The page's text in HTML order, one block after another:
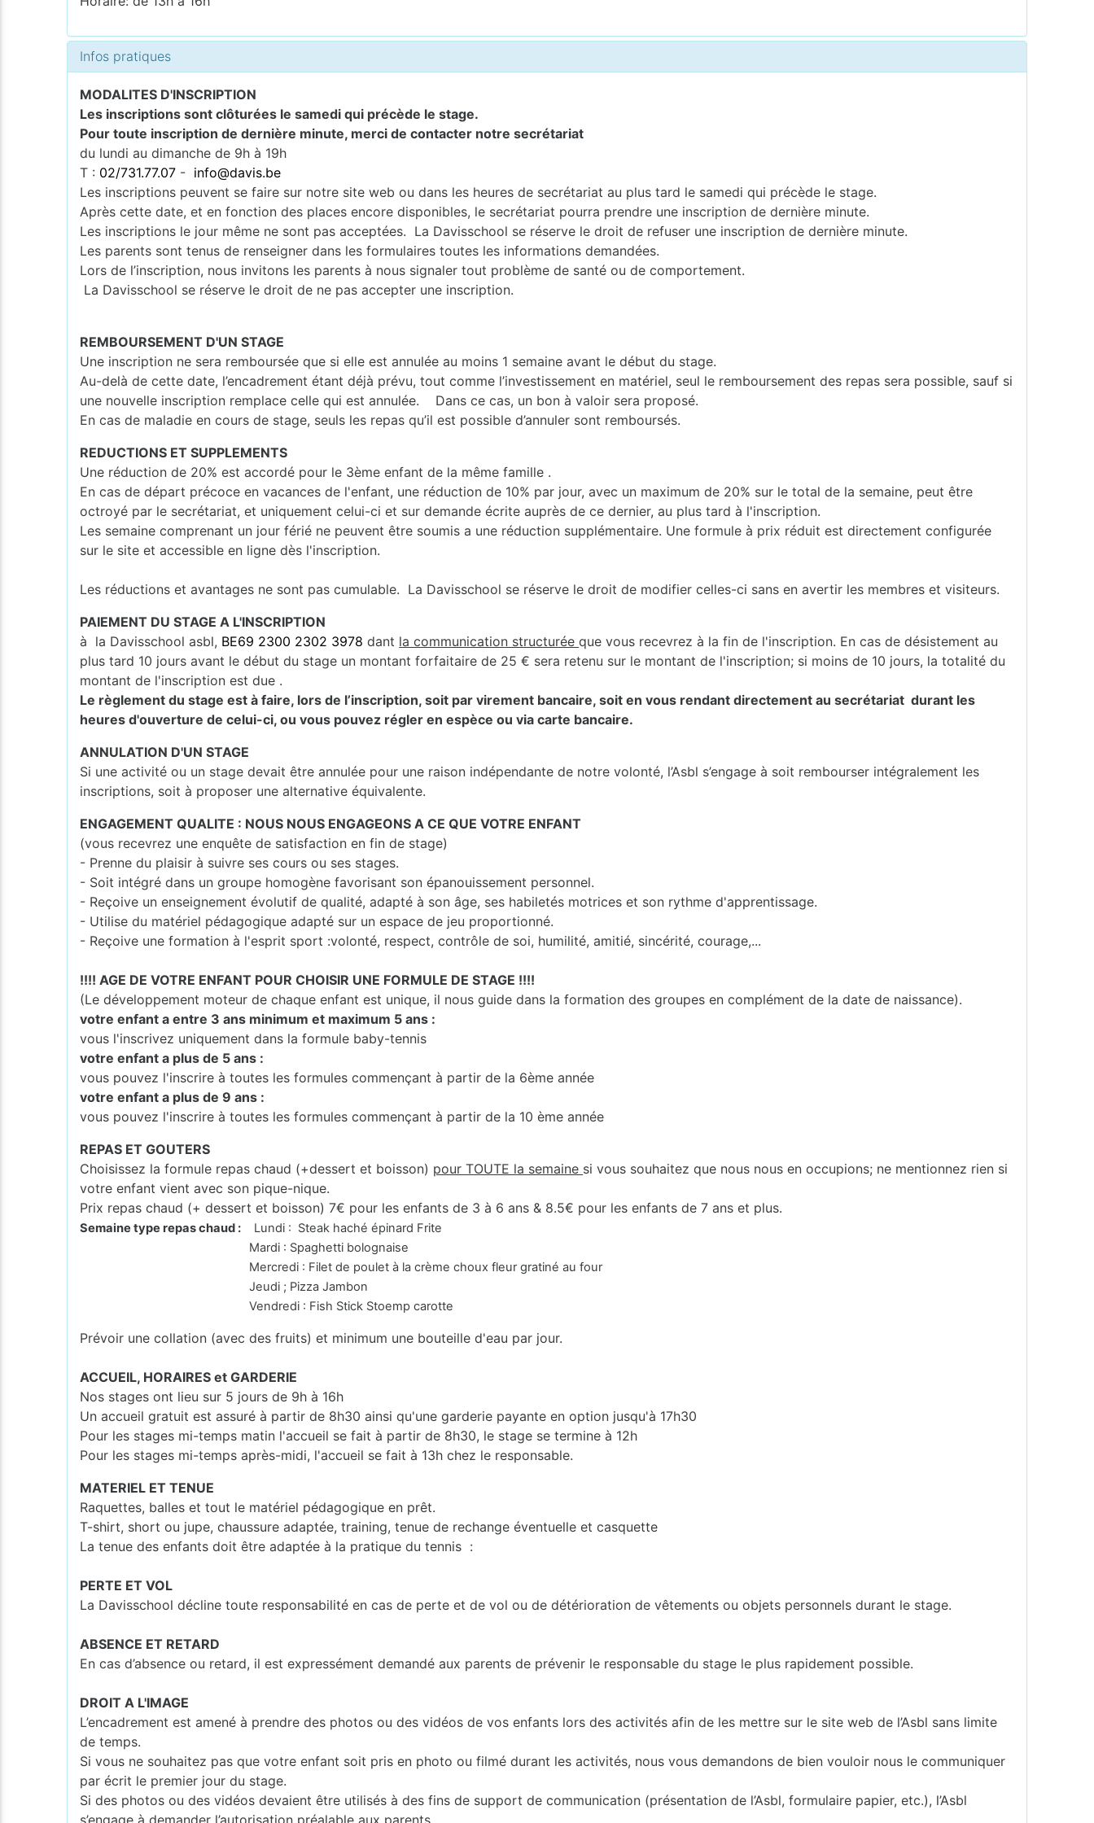
Infos pratiques
MODALITES D'INSCRIPTION
Les inscriptions sont clôturées le samedi qui précède le stage.
Pour toute inscription de dernière minute, merci de contacter notre secrétariat
du lundi au dimanche de 9h à 19h
T : 02/731.77.07 - info@davis.be
Les inscriptions peuvent se faire sur notre site web ou dans les heures de secrétariat au plus tard le samedi qui précède le stage.
Après cette date, et en fonction des places encore disponibles, le secrétariat pourra prendre une inscription de dernière minute.
Les inscriptions le jour même ne sont pas acceptées. La Davisschool se réserve le droit de refuser une inscription de dernière minute.
Les parents sont tenus de renseigner dans les formulaires toutes les informations demandées.
Lors de l’inscription, nous invitons les parents à nous signaler tout problème de santé ou de comportement.
La Davisschool se réserve le droit de ne pas accepter une inscription.
REMBOURSEMENT D'UN STAGE
Une inscription ne sera remboursée que si elle est annulée au moins 1 semaine avant le début du stage.
Au-delà de cette date, l’encadrement étant déjà prévu, tout comme l’investissement en matériel, seul le remboursement des repas sera possible, sauf si
une nouvelle inscription remplace celle qui est annulée. Dans ce cas, un bon à valoir sera proposé.
En cas de maladie en cours de stage, seuls les repas qu’il est possible d’annuler sont remboursés.
REDUCTIONS ET SUPPLEMENTS
Une réduction de 20% est accordé pour le 3ème enfant de la même famille .
En cas de départ précoce en vacances de l'enfant, une réduction de 10% par jour, avec un maximum de 20% sur le total de la semaine, peut être
octroyé par le secrétariat, et uniquement celui-ci et sur demande écrite auprès de ce dernier, au plus tard à l'inscription.
Les semaine comprenant un jour férié ne peuvent être soumis a une réduction supplémentaire. Une formule à prix réduit est directement configurée
sur le site et accessible en ligne dès l'inscription.
Les réductions et avantages ne sont pas cumulable. La Davisschool se réserve le droit de modifier celles-ci sans en avertir les membres et visiteurs.
PAIEMENT DU STAGE A L'INSCRIPTION
à la Davisschool asbl, BE69 2300 2302 3978 dant la communication structuréeque vous recevrez à la fin de l'inscription. En cas de désistement au
plus tard 10 jours avant le début du stage un montant forfaitaire de 25 € sera retenu sur le montant de l'inscription; si moins de 10 jours, la totalité du
montant de l'inscription est due .
Le règlement du stage est à faire, lors de l’inscription, soit par virement bancaire, soit en vous rendant directement au secrétariat durant les
heures d'ouverture de celui-ci, ou vous pouvez régler en espèce ou via carte bancaire.
ANNULATION D'UN STAGE
Si une activité ou un stage devait être annulée pour une raison indépendante de notre volonté, l’Asbl s’engage à soit rembourser intégralement les
inscriptions, soit à proposer une alternative équivalente.
ENGAGEMENT QUALITE : NOUS NOUS ENGAGEONS A CE QUE VOTRE ENFANT
(vous recevrez une enquête de satisfaction en fin de stage)
- Prenne du plaisir à suivre ses cours ou ses stages.
- Soit intégré dans un groupe homogène favorisant son épanouissement personnel.
- Reçoive un enseignement évolutif de qualité, adapté à son âge, ses habiletés motrices et son rythme d'apprentissage.
- Utilise du matériel pédagogique adapté sur un espace de jeu proportionné.
- Reçoive une formation à l'esprit sport :volonté, respect, contrôle de soi, humilité, amitié, sincérité, courage,...
!!!! AGE DE VOTRE ENFANT POUR CHOISIR UNE FORMULE DE STAGE !!!!
(Le développement moteur de chaque enfant est unique, il nous guide dans la formation des groupes en complément de la date de naissance).
votre enfant a entre 3 ans minimum et maximum 5 ans :
vous l'inscrivez uniquement dans la formule baby-tennis
votre enfant a plus de 5 ans :
vous pouvez l'inscrire à toutes les formules commençant à partir de la 6ème année
votre enfant a plus de 9 ans :
vous pouvez l'inscrire à toutes les formules commençant à partir de la 10 ème année
REPAS ET GOUTERS
Choisissez la formule repas chaud (+dessert et boisson) pour TOUTE la semaine si vous souhaitez que nous nous en occupions; ne mentionnez rien si
votre enfant vient avec son pique-nique.
Prix repas chaud (+ dessert et boisson) 7€ pour les enfants de 3 à 6 ans & 8.5€ pour les enfants de 7 ans et plus.
Semaine type repas chaud : Lundi : Steak haché épinard Frite
Mardi : Spaghetti bolognaise
Mercredi : Filet de poulet à la crème choux fleur gratiné au four
Jeudi ; Pizza Jambon
Vendredi : Fish Stick Stoemp carotte
Prévoir une collation (avec des fruits) et minimum une bouteille d'eau par jour.
ACCUEIL, HORAIRES et GARDERIE
Nos stages ont lieu sur 5 jours de 9h à 16h
Un accueil gratuit est assuré à partir de 8h30 ainsi qu'une garderie payante en option jusqu'à 17h30
Pour les stages mi-temps matin l'accueil se fait à partir de 8h30, le stage se termine à 12h
Pour les stages mi-temps après-midi, l'accueil se fait à 13h chez le responsable.
MATERIEL ET TENUE
Raquettes, balles et tout le matériel pédagogique en prêt.
T-shirt, short ou jupe, chaussure adaptée, training, tenue de rechange éventuelle et casquette
La tenue des enfants doit être adaptée à la pratique du tennis :
PERTE ET VOL
La Davisschool décline toute responsabilité en cas de perte et de vol ou de détérioration de vêtements ou objets personnels durant le stage.
ABSENCE ET RETARD
En cas d’absence ou retard, il est expressément demandé aux parents de prévenir le responsable du stage le plus rapidement possible.
DROIT A L'IMAGE
L’encadrement est amené à prendre des photos ou des vidéos de vos enfants lors des activités afin de les mettre sur le site web de l’Asbl sans limite
de temps.
Si vous ne souhaitez pas que votre enfant soit pris en photo ou filmé durant les activités, nous vous demandons de bien vouloir nous le communiquer
par écrit le premier jour du stage.
Si des photos ou des vidéos devaient être utilisés à des fins de support de communication (présentation de l’Asbl, formulaire papier, etc.), l’Asbl
s’engage à demander l’autorisation préalable aux parents.